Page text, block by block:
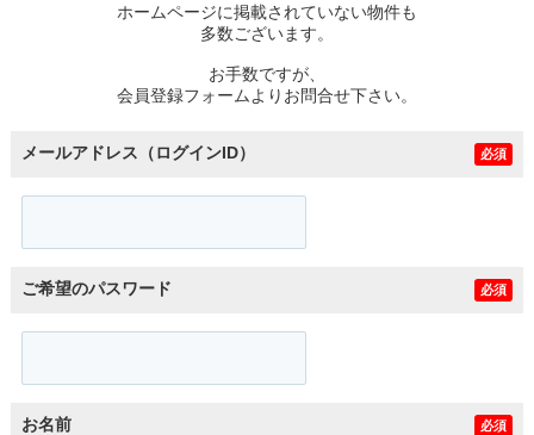
ホームページに掲載されていない物件も
多数ございます。
お手数ですが、
会員登録フォームよりお問合せ下さい。
メールアドレス（ログインID） 必須
ご希望のパスワード 必須
お名前 必須